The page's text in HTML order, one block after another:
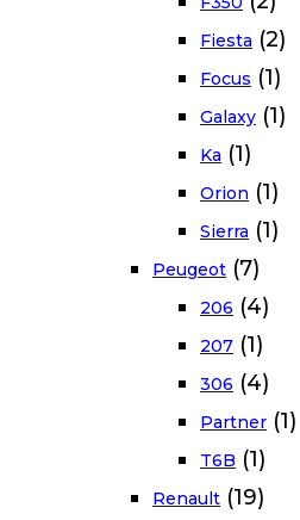
Fiesta (2)
Focus (1)
Galaxy (1)
Ka (1)
Orion (1)
Sierra (1)
Peugeot (7)
206 (4)
207 (1)
306 (4)
Partner (1)
T6B (1)
Renault (19)